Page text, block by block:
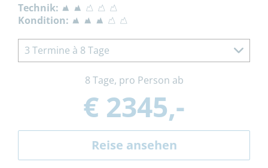
Technik:
Kondition:
3 Termine à 8 Tage
8 Tage, pro Person ab
€ 2345,-
Reise ansehen